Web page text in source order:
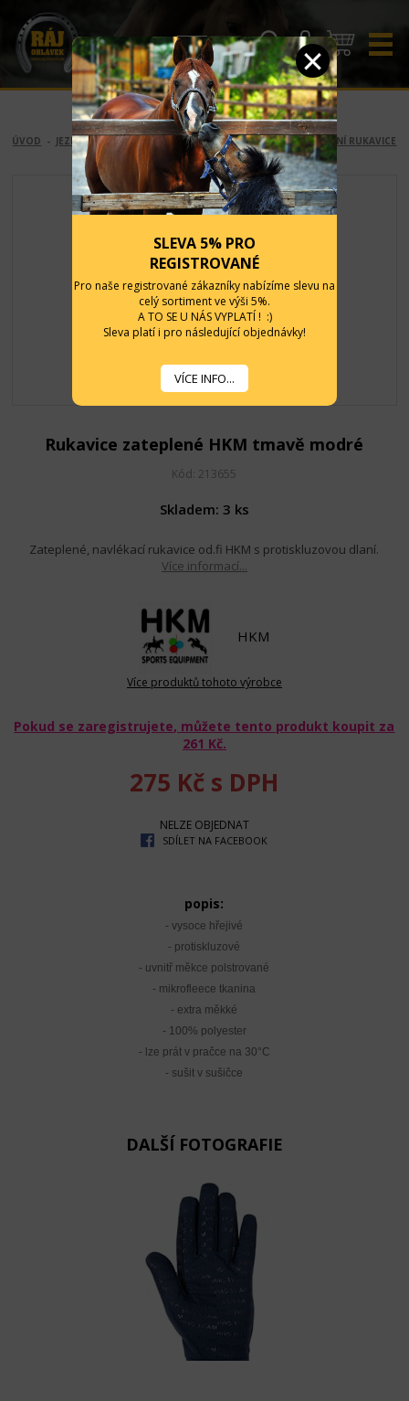
CZK EUR
ÚVOD - JEZDCI -ANGLICKÉ VYBAVENÍ -RUKAVICE A ČEPICE - ZIMNÍ RUKAVICE
Rukavice zateplené HKM tmavě modré
Kód: 213655
Skladem: 3 ks
Zateplené, navlékací rukavice od.fi HKM s protiskluzovou dlaní.
Více informací...
HKM
Více produktů tohoto výrobce
Pokud se zaregistrujete, můžete tento produkt koupit za
261 Kč.
275 Kč s DPH
NELZE OBJEDNAT
SDÍLET NA FACEBOOK
popis:
- vysoce hřejivé
- protiskluzové
- uvnitř měkce polstrované
- mikrofleece tkanina
- extra měkké
- 100% polyester
- lze prát v pračce na 30°C
- sušit v sušičce
DALŠÍ FOTOGRAFIE
SLEVA 5% PRO
REGISTROVANÉ
Pro naše registrované zákazníky nabízíme slevu na
celý sortiment ve výši 5%.
A TO SE U NÁS VYPLATÍ ! :)
Sleva platí i pro následující objednávky!
VÍCE INFO...